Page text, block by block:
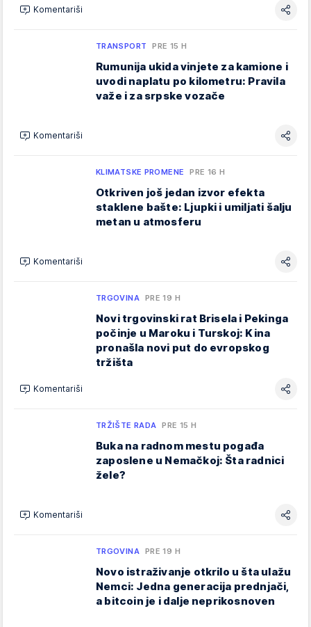
Komentariši
TRANSPORT PRE 15 H
Rumunija ukida vinjete za kamione i
uvodi naplatu po kilometru: Pravila
važe i za srpske vozače
Komentariši
KLIMATSKE PROMENE PRE 16 H
Otkriven još jedan izvor efekta
staklene bašte: Ljupki i umiljati šalju
metan u atmosferu
Komentariši
TRGOVINA PRE 19 H
Novi trgovinski rat Brisela i Pekinga
počinje u Maroku i Turskoj: Kina
pronašla novi put do evropskog
tržišta
Komentariši
TRŽIŠTE RADA PRE 15 H
Buka na radnom mestu pogađa
zaposlene u Nemačkoj: Šta radnici
žele?
Komentariši
TRGOVINA PRE 19 H
Novo istraživanje otkrilo u šta ulažu
Nemci: Jedna generacija prednjači,
a bitcoin je i dalje neprikosnoven